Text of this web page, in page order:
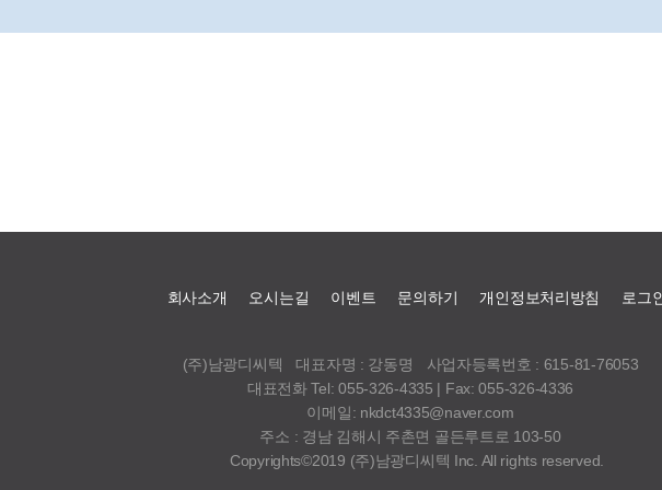
회사소개 오시는길 이벤트 문의하기 개인정보처리방침 로그
(주)남광디씨텍 대표자명 : 강동명
사업자등록번호 : 615-81-76053
대표전화 Tel: 055-326-4335 | Fax: 055-326-4336
이메일: nkdct4335@naver.com
주소 : 경남 김해시 주촌면 골든루트로 103-50
Copyrights©2019 (주)남광디씨텍 Inc. All rights reserved.